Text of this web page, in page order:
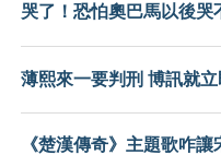
哭了！恐怕奧巴馬以後哭
薄熙來一要判刑 博訊就
《楚漢傳奇》主題歌咋讓